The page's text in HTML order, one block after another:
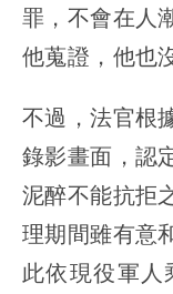
罪，不會在人
他蒐證，他也
不過，法官根
錄影畫面，認
泥醉不能抗拒
理期間雖有意
此依現役軍